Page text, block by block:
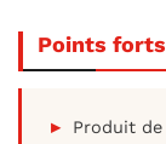
Points forts
Produit